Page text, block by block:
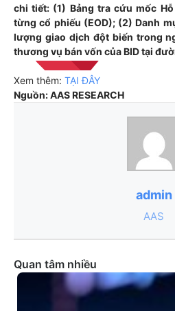
chi tiết: (1) Bảng tra cứu mốc
từng cổ phiếu (EOD); (2) Danh
lượng giao dịch đột biến trong
thương vụ bán vốn của BID tại
Xem thêm: TẠI ĐÂY
Nguồn: AAS RESEARCH
admin
AAS
Quan tâm nhiều